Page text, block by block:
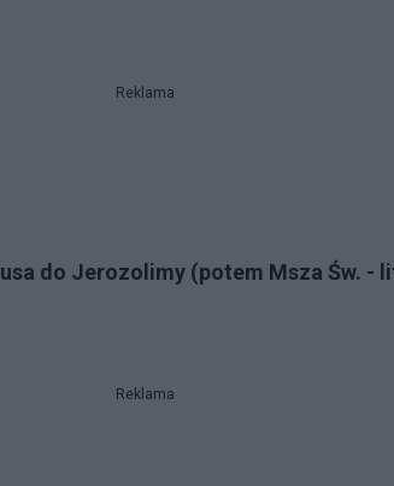
Reklama
do Jerozolimy (potem Msza Św. -
Reklama